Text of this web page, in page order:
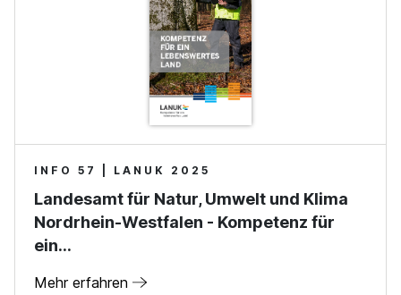
INFO 57 | LANUK 2025
Landesamt für Natur, Umwelt und Klima
Nordrhein-Westfalen - Kompetenz für
ein…
Mehr erfahren